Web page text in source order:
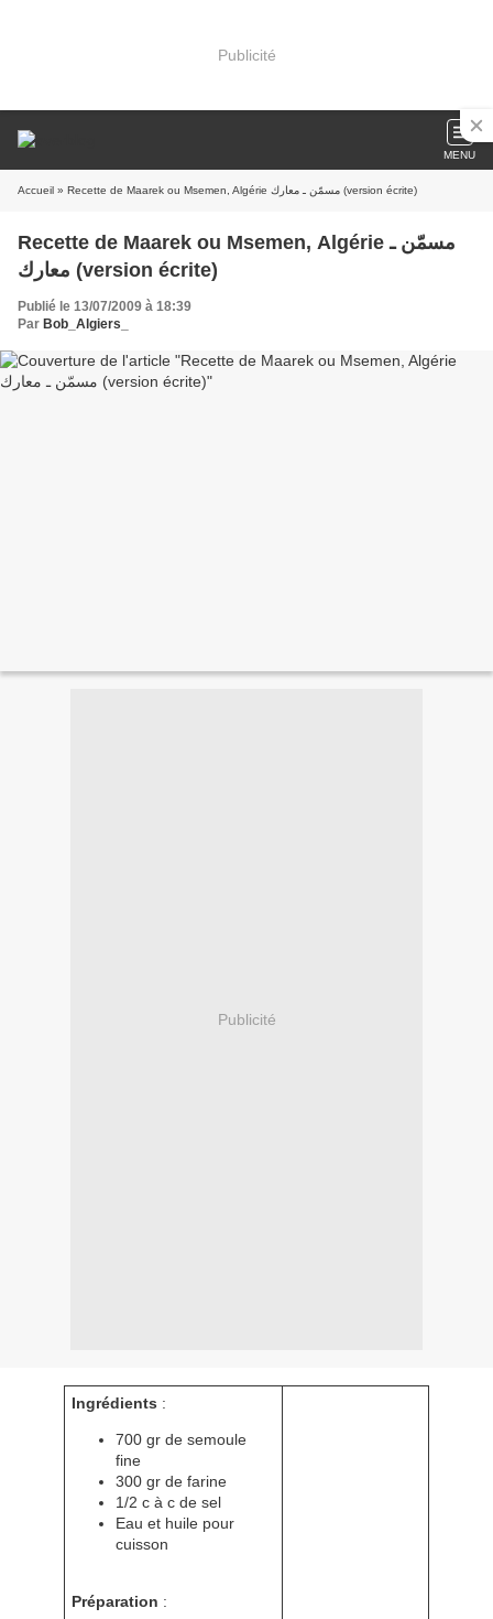
Publicité
MENU
Accueil » Recette de Maarek ou Msemen, Algérie مسمّن ـ معارك (version écrite)
Recette de Maarek ou Msemen, Algérie مسمّن ـ
معارك (version écrite)
Publié le 13/07/2009 à 18:39
Par Bob_Algiers_
Publicité
Ingrédients :
700 gr de semoule
fine
300 gr de farine
1/2 c à c de sel
Eau et huile pour
cuisson
Préparation :